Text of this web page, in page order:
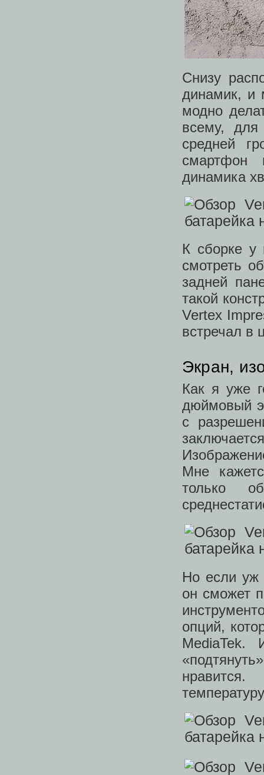
Снизу
динамик, и
модно
всему, для
средней
смартфон
динамика
К сборке у
смотреть
задней
такой
Vertex
встречал в
Экран,
Как я уже
дюймовый
с
Мне
только
Но если уж
он сможет
опций,